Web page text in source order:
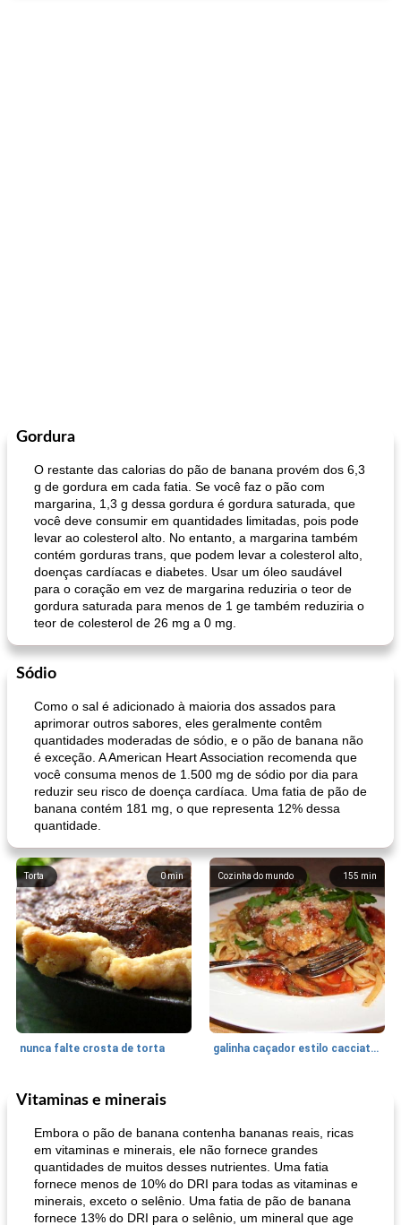
Gordura
O restante das calorias do pão de banana provém dos 6,3
g de gordura em cada fatia. Se você faz o pão com
margarina, 1,3 g dessa gordura é gordura saturada, que
você deve consumir em quantidades limitadas, pois pode
levar ao colesterol alto. No entanto, a margarina também
contém gorduras trans, que podem levar a colesterol alto,
doenças cardíacas e diabetes. Usar um óleo saudável
para o coração em vez de margarina reduziria o teor de
gordura saturada para menos de 1 ge também reduziria o
teor de colesterol de 26 mg a 0 mg.
Sódio
Como o sal é adicionado à maioria dos assados ​​para
aprimorar outros sabores, eles geralmente contêm
quantidades moderadas de sódio, e o pão de banana não
é exceção. A American Heart Association recomenda que
você consuma menos de 1.500 mg de sódio por dia para
reduzir seu risco de doença cardíaca. Uma fatia de pão de
banana contém 181 mg, o que representa 12% dessa
quantidade.
0min
Torta
nunca falte crosta de torta
155 min
Cozinha do mundo
galinha caçador estilo cacciatore
1470
Feriados e Eventos
Vitaminas e minerais
Embora o pão de banana contenha bananas reais, ricas
em vitaminas e minerais, ele não fornece grandes
quantidades de muitos desses nutrientes. Uma fatia
fornece menos de 10% do DRI para todas as vitaminas e
minerais, exceto o selênio. Uma fatia de pão de banana
fornece 13% do DRI para o selênio, um mineral que age